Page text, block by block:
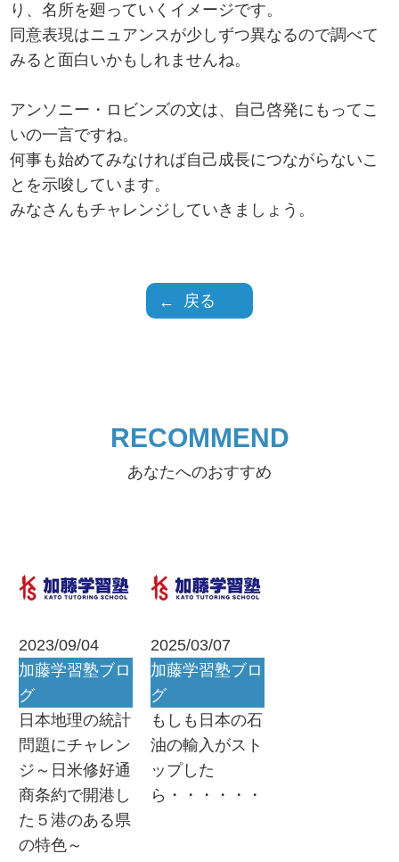
り、名所を廻っていくイメージです。
同意表現はニュアンスが少しずつ異なるので調べて
みると面白いかもしれませんね。
アンソニー・ロビンズの文は、自己啓発にもってこ
いの一言ですね。
何事も始めてみなければ自己成長につながらないこ
とを示唆しています。
みなさんもチャレンジしていきましょう。
戻る
RECOMMEND
あなたへのおすすめ
2023/09/04
加藤学習塾ブロ
グ
日本地理の統計
問題にチャレン
ジ～日米修好通
商条約で開港し
た５港のある県
の特色～
2025/03/07
加藤学習塾ブロ
グ
もしも日本の石
油の輸入がスト
ップした
ら・・・・・・